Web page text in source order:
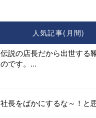
人気記事(月間)
伝説の店長だから出世する
のです。...
社長をばかにするな～！と